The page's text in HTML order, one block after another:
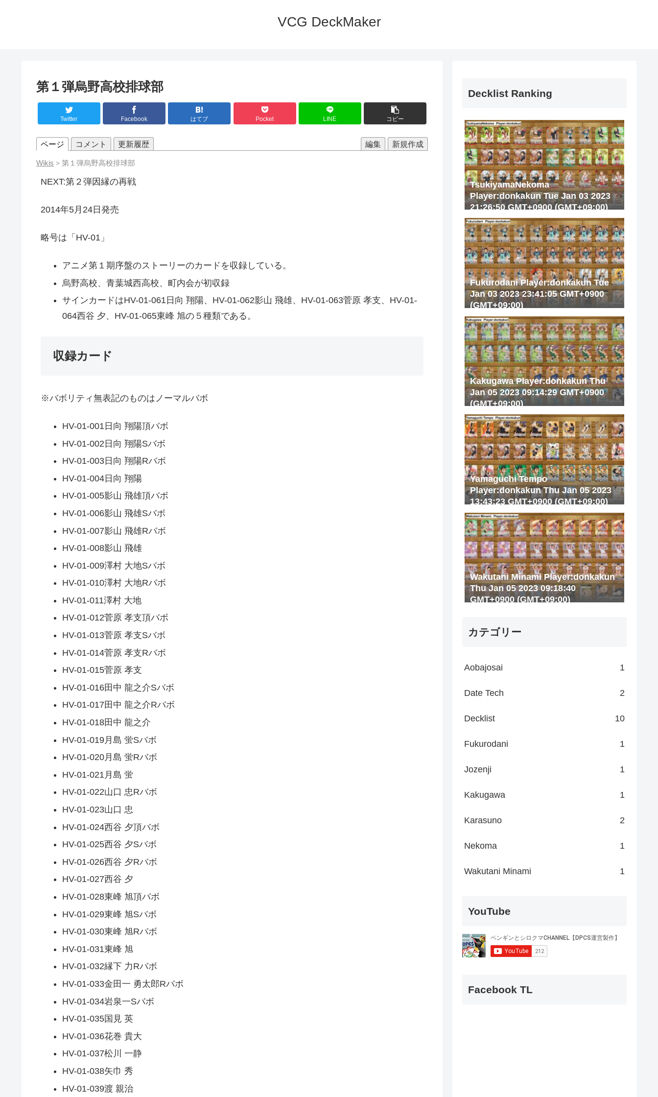
VCG DeckMaker
第１弾烏野高校排球部
Twitter Facebook はてブ Pocket LINE コピー
ページ コメント 更新履歴 編集 新規作成
Wikis > 第１弾烏野高校排球部
NEXT:第２弾因縁の再戦
2014年5月24日発売
略号は「HV-01」
アニメ第１期序盤のストーリーのカードを収録している。
烏野高校、青葉城西高校、町内会が初収録
サインカードはHV-01-061日向 翔陽、HV-01-062影山 飛雄、HV-01-063菅原 孝支、HV-01-
064西谷 夕、HV-01-065東峰 旭の５種類である。
収録カード
※バボリティ無表記のものはノーマルバボ
HV-01-001日向 翔陽頂バボ
HV-01-002日向 翔陽Sバボ
HV-01-003日向 翔陽Rバボ
HV-01-004日向 翔陽
HV-01-005影山 飛雄頂バボ
HV-01-006影山 飛雄Sバボ
HV-01-007影山 飛雄Rバボ
HV-01-008影山 飛雄
HV-01-009澤村 大地Sバボ
HV-01-010澤村 大地Rバボ
HV-01-011澤村 大地
HV-01-012菅原 孝支頂バボ
HV-01-013菅原 孝支Sバボ
HV-01-014菅原 孝支Rバボ
HV-01-015菅原 孝支
HV-01-016田中 龍之介Sバボ
HV-01-017田中 龍之介Rバボ
HV-01-018田中 龍之介
HV-01-019月島 蛍Sバボ
HV-01-020月島 蛍Rバボ
HV-01-021月島 蛍
HV-01-022山口 忠Rバボ
HV-01-023山口 忠
HV-01-024西谷 夕頂バボ
HV-01-025西谷 夕Sバボ
HV-01-026西谷 夕Rバボ
HV-01-027西谷 夕
HV-01-028東峰 旭頂バボ
HV-01-029東峰 旭Sバボ
HV-01-030東峰 旭Rバボ
HV-01-031東峰 旭
HV-01-032縁下 力Rバボ
HV-01-033金田一 勇太郎Rバボ
HV-01-034岩泉一Sバボ
HV-01-035国見 英
HV-01-036花巻 貴大
HV-01-037松川 一静
HV-01-038矢巾 秀
HV-01-039渡 親治
Decklist Ranking
TsukiyamaNekoma
Player:donkakun Tue Jan 03 2023
21:26:50 GMT+0900 (GMT+09:00)
Fukurodani Player:donkakun Tue
Jan 03 2023 23:41:05 GMT+0900
(GMT+09:00)
Kakugawa Player:donkakun Thu
Jan 05 2023 09:14:29 GMT+0900
(GMT+09:00)
Yamaguchi Tempo
Player:donkakun Thu Jan 05 2023
13:43:23 GMT+0900 (GMT+09:00)
Wakutani Minami Player:donkakun
Thu Jan 05 2023 09:18:40
GMT+0900 (GMT+09:00)
カテゴリー
Aobajosai 1
Date Tech 2
Decklist 10
Fukurodani 1
Jozenji 1
Kakugawa 1
Karasuno 2
Nekoma 1
Wakutani Minami 1
YouTube
Facebook TL